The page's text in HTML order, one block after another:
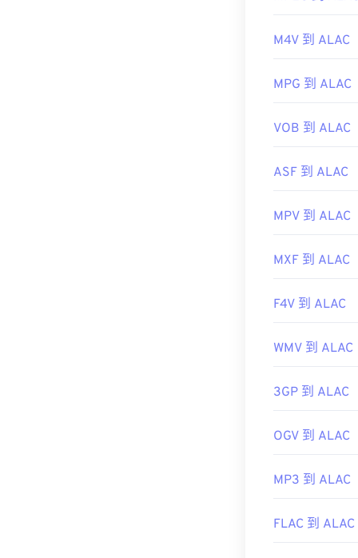
開發者：
實用連結：
M4V 到 ALAC
MPG 到 ALAC
VOB 到 ALAC
ASF 到 ALAC
MPV 到 ALAC
MXF 到 ALAC
F4V 到 ALAC
WMV 到 ALAC
3GP 到 ALAC
OGV 到 ALAC
MP3 到 ALAC
FLAC 到 ALAC